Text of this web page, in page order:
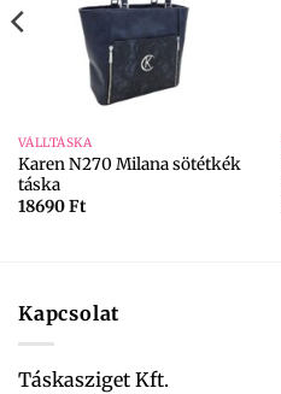
VÁLLTÁSKA
Karen N270 Milana sötétkék
táska
18690Ft
Kapcsolat
Táskasziget Kft.